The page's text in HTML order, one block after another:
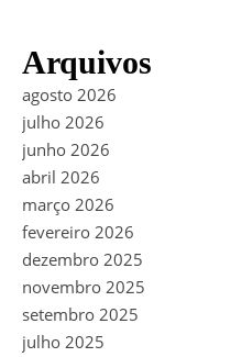
Arquivos
agosto 2026
julho 2026
junho 2026
abril 2026
março 2026
fevereiro 2026
dezembro 2025
novembro 2025
setembro 2025
julho 2025